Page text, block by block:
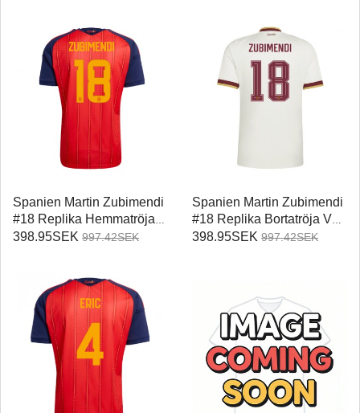
Spanien Martin Zubimendi
#18 Replika Hemmatröja
VM 2026 Kortärmad
398.95SEK 997.42SEK
Spanien Martin Zubimendi
#18 Replika Bortatröja VM
2026 Kortärmad
398.95SEK 997.42SEK